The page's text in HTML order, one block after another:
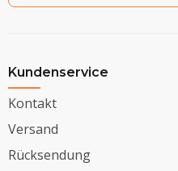
Kundenservice
Kontakt
Versand
Rücksendung